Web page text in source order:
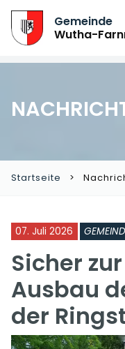
Gemeinde
Wutha-
Startseite
07. Juli 2026
Sicher
Ausbau
der